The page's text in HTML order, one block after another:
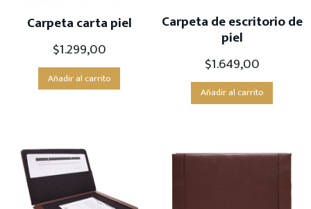
Carpeta carta piel
$1.299,00
Añadir al carrito
Carpeta de escritorio de
piel
$1.649,00
Añadir al carrito